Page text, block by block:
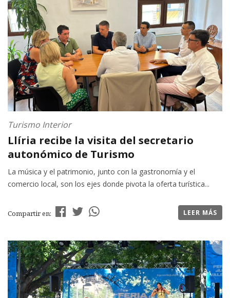
Turismo Interior
Llíria recibe la visita del secretario
autonómico de Turismo
La música y el patrimonio, junto con la gastronomía y el
comercio local, son los ejes donde pivota la oferta turística...
Compartir en: LEER MÁS